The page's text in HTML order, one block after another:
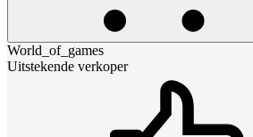
World_of_games
Uitstekende verkoper